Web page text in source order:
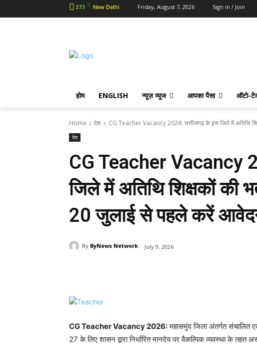
27.1 C New Delhi Friday, August 7, 2026 Sign in / Join
होम ENGLISH न्यूज़ व्यूज आपका पैसा ऑटो-
Home देश CG Teacher Vacancy 2026: छत्तीसगढ़ के इस जिले में अतिथि
देश
CG Teacher Vacancy
जिले में अतिथि शिक्षकों की
20 जुलाई से पहले करें
By ByNews Network July 9, 2026
CG Teacher Vacancy 2026:महासमुंद जिला अंतर्गत संचालित
27 के लिए शासन द्वारा निर्धारित मानदेय पर वैकल्पिक व्यवस्था के तहत